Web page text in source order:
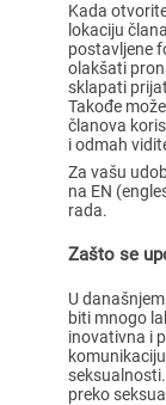
Kada
lokaciju
postavljene
olakšati
sklapati
Takođe
članova
i odmah
Za vašu
na EN
rada.
Zašto se
U
biti mnogo
inovativna i
preko